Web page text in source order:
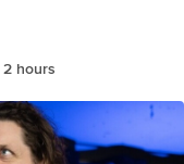
2 hours